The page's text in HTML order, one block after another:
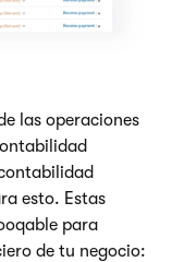
las operaciones
esto. Estas
para
de tu negocio: